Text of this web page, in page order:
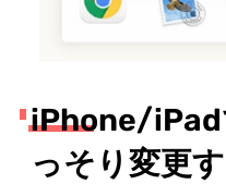
iPhone/iPad
っそり変更